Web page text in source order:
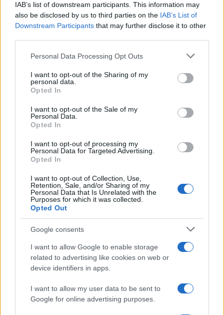
IAB’s list of downstream participants. This information may
also be disclosed by us to third parties on the IAB’s List of
Downstream Participants that may further disclose it to other
Please note that this website/app uses one or more Google
not limited to your visit or usage behaviour. You may click to
grant or deny consent to Google and its third-party tags to
use your data for below specified purposes in below Google
consent section.
Personal Data Processing Opt Outs
I want to opt-out of the Sharing of my
personal data.
Opted In
I want to opt-out of the Sale of my
Personal Data.
Opted In
I want to opt-out of processing my
Personal Data for Targeted Advertising.
Opted In
I want to opt-out of Collection, Use,
Retention, Sale, and/or Sharing of my
Personal Data that Is Unrelated with the
Purposes for which it was collected.
Opted Out
Google consents
I want to allow Google to enable storage
related to advertising like cookies on web or
device identifiers in apps.
I want to allow my user data to be sent to
Google for online advertising purposes.
Hurrá: Izraelben májusban debütál a
Fauda 5. évada, mutatjuk mikor jöhet a
Netflixre
Jobb az ördög, akit ismersz, mint,
akit nem
Gabi számára a Fatah egy kezelhető,
intézményesített ellenség. Van hierarchiája,
vannak politikai céljai, és ahogy Abu Maher
példája mutatja, vannak alkupozíciói. Walid
vagy Nidal ezzel szemben nihilista és
pusztítani, és ezzel a saját hatalmukat
legitimálni.
A legveszélyesebb pont, amikor
egy brutális entitás (Hamasz)
mellett egy még brutálisabb
színen, mert akkor az előbbinek